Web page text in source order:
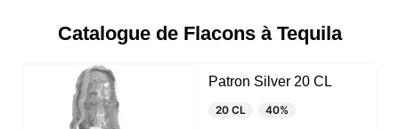
Catalogue de Flacons à Tequila
Patron Silver 20 CL
20 CL
40%